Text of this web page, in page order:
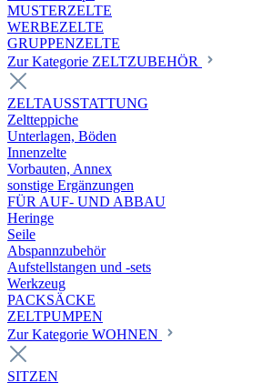
MUSTERZELTE
WERBEZELTE
GRUPPENZELTE
Zur Kategorie ZELTZUBEHÖR
ZELTAUSSTATTUNG
Zeltteppiche
Unterlagen, Böden
Innenzelte
Vorbauten, Annex
sonstige Ergänzungen
FÜR AUF- UND ABBAU
Heringe
Seile
Abspannzubehör
Aufstellstangen und -sets
Werkzeug
PACKSÄCKE
ZELTPUMPEN
Zur Kategorie WOHNEN
SITZEN